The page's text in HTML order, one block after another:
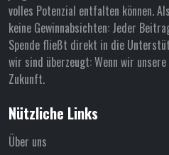
volles Potenzial entfalten können.
keine Gewinnabsichten: Jeder
Spende fließt direkt in die
wir sind überzeugt: Wenn wir
Zukunft.
Nützliche Links
Über uns